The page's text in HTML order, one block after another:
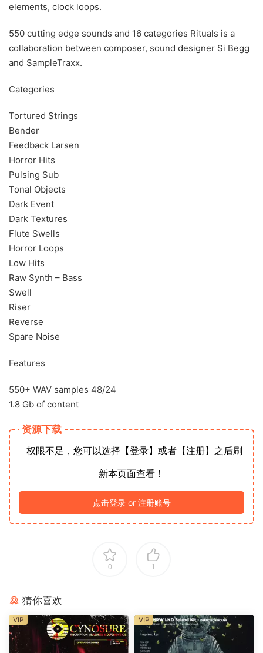
elements, clock loops.
550 cutting edge sounds and 16 categories Rituals is a
collaboration between composer, sound designer Si Begg
and SampleTraxx.
Categories
Tortured Strings
Bender
Feedback Larsen
Horror Hits
Pulsing Sub
Tonal Objects
Dark Event
Dark Textures
Flute Swells
Horror Loops
Low Hits
Raw Synth – Bass
Swell
Riser
Reverse
Spare Noise
Features
550+ WAV samples 48/24
1.8 Gb of content
资源下载
权限不足，您可以选择【登录】或者【注册】之后刷
新本页面查看！
点击登录 or 注册账号
0 1
猜你喜欢
VIP VIP